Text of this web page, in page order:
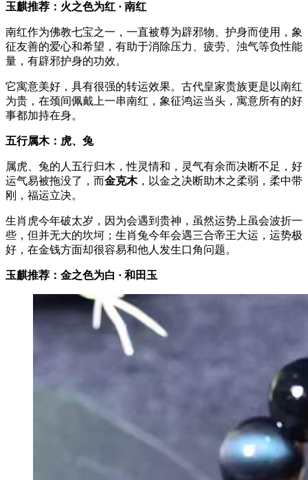
玉麒推荐 ： 火之色为红 · 南红
南红作为佛教七宝之一，一直被尊为辟邪物、护身而使用，象
征友善的爱心和希望，有助于消除压力、疲劳、浊气等负性能
量，有辟邪护身的功效。
它寓意美好，具有很强的转运效果。古代皇家贵族更是以南红
为贵，在颈间佩戴上一串南红，象征鸿运当头，寓意所有的好
事都加持在身。
五行属木：虎、兔
属虎、兔的人五行归木，性灵情和，灵气有余而决断不足，好
运气易被拖没了，而金克木，以金之决断助木之柔弱，柔中带
刚，福运立决。
生肖虎今年破太岁，因为会遇到贵神，虽然运势上虽会波折一
些，但并无大的坎坷；生肖兔今年会遇三合帝王大运，运势极
好，在金钱方面却很容易和他人发生口角问题。
玉麒推荐 ： 金之色为白 · 和田玉